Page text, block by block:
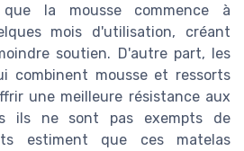
la mousse commence à
mois d'utilisation, créant
soutien. D'autre part, les
combinent mousse et ressorts
une meilleure résistance aux
ils ne sont pas exempts de
estiment que ces matelas